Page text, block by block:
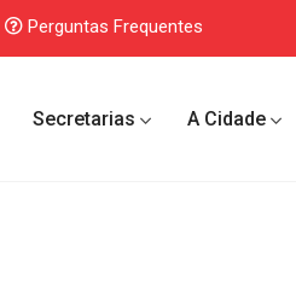
Perguntas Frequentes
Secretarias A Cidade